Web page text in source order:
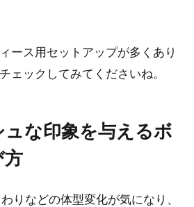
ース用セットアップが多くあり
ェックしてみてくださいね。
な印象を与えるボ
方
りなどの体型変化が気になり、